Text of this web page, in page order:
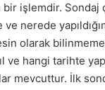
işlemdir. Sondaj
nerede
olarak
ve hangi tarihte
mevcuttur. İlk